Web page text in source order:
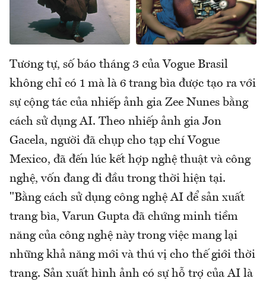
Tương tự, số báo tháng 3 của Vogue Brasil
không chỉ có 1 mà là 6 trang bìa được tạo ra với
sự cộng tác của nhiếp ảnh gia Zee Nunes bằng
cách sử dụng AI. Theo nhiếp ảnh gia Jon
Gacela, người đã chụp cho tạp chí Vogue
Mexico, đã đến lúc kết hợp nghệ thuật và công
nghệ, vốn đang đi đầu trong thời hiện tại.
"Bằng cách sử dụng công nghệ AI để sản xuất
trang bìa, Varun Gupta đã chứng minh tiềm
năng của công nghệ này trong việc mang lại
những khả năng mới và thú vị cho thế giới thời
trang. Sản xuất hình ảnh có sự hỗ trợ của AI là